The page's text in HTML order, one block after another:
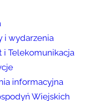
i wydarzenia
i Telekomunikacja
informacyjna
Wiejskich